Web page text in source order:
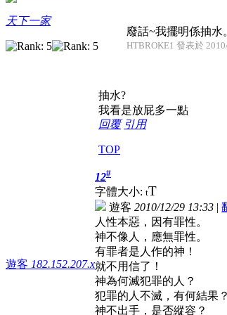
天下一家
廢話~我擺明係抽水
HTBROKE1 發表於
抽水?
我看是放屁多一點
回覆 引用
TOP
遊客 182.152.207.x
12#
字體大小: tT
遊客 2010/12/29 13:33 |
人性本惡，因有罪性。
神不像人，應無罪性。
有罪者是人作的神！
就不用信了！
神為何滅犯罪的人？
犯罪的人不滅，有何結果？
神不出手，是否縱容？